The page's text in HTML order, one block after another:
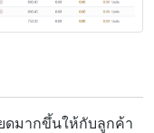
ดมากขึ้นให้กับลูกค้า